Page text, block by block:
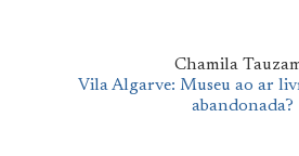
Chamila
Vila Algarve: Museu ao ar
abandonada?